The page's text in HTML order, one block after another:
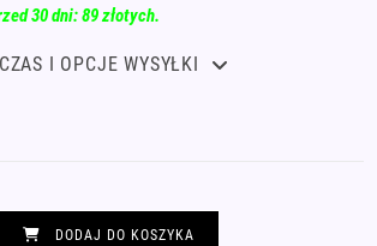
30 dni: 89 złotych.
CZAS I OPCJE WYSYŁKI
Bransoletka
DODAJ DO KOSZYKA